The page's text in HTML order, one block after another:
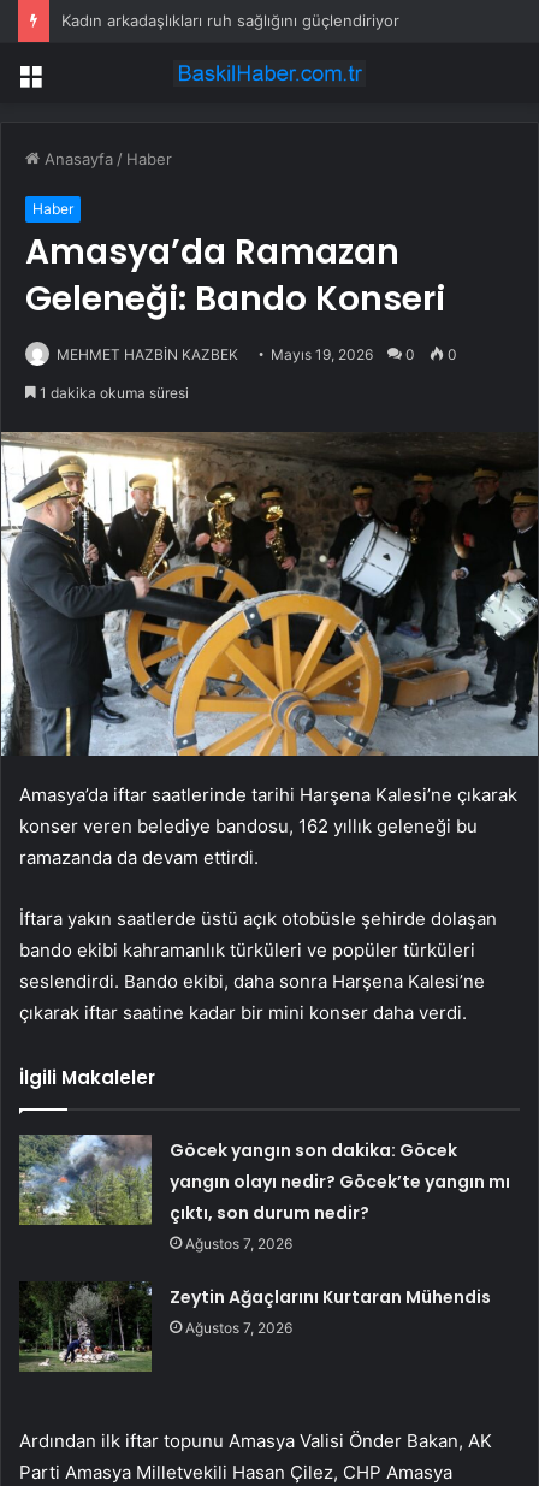
Kadın arkadaşlıkları ruh sağlığını güçlendiriyor
Menü
Anasayfa / Haber
Haber
Amasya’da Ramazan
Geleneği: Bando Konseri
MEHMET HAZBİN KAZBEK Mayıs 19, 2026 0 0
1 dakika okuma süresi
Amasya’da iftar saatlerinde tarihi Harşena Kalesi’ne çıkarak
konser veren belediye bandosu, 162 yıllık geleneği bu
ramazanda da devam ettirdi.
İftara yakın saatlerde üstü açık otobüsle şehirde dolaşan
bando ekibi kahramanlık türküleri ve popüler türküleri
seslendirdi. Bando ekibi, daha sonra Harşena Kalesi’ne
çıkarak iftar saatine kadar bir mini konser daha verdi.
İlgili Makaleler
Göcek yangın son dakika: Göcek
yangın olayı nedir? Göcek’te yangın mı
çıktı, son durum nedir?
Ağustos 7, 2026
Zeytin Ağaçlarını Kurtaran Mühendis
Ağustos 7, 2026
Ardından ilk iftar topunu Amasya Valisi Önder Bakan, AK
Parti Amasya Milletvekili Hasan Çilez, CHP Amasya